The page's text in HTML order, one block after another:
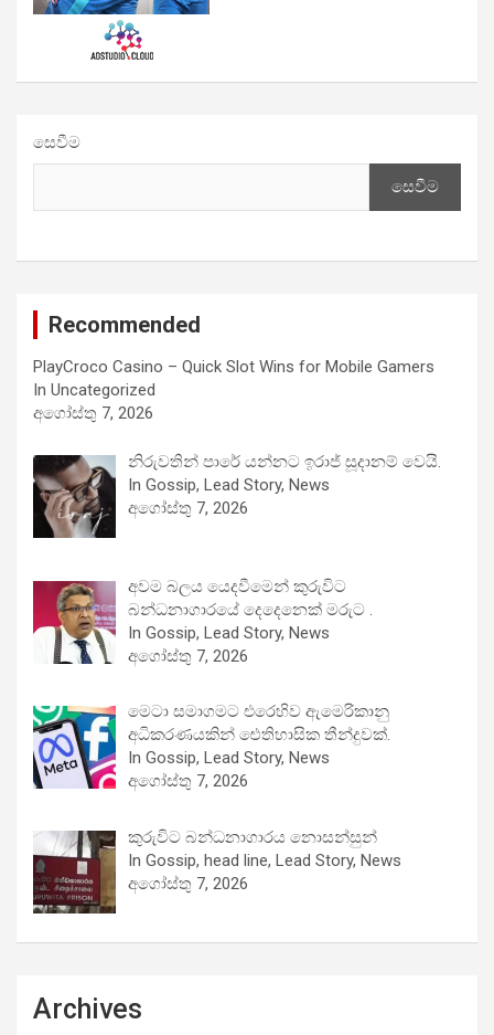
සෙවීම
සෙවීම
Recommended
PlayCroco Casino – Quick Slot Wins for Mobile Gamers
In Uncategorized
අගෝස්තු 7, 2026
නිරුවතින් පාරේ යන්නට ඉරාජ් සූදානම් වෙයි.
In Gossip, Lead Story, News
අගෝස්තු 7, 2026
අවම බලය යෙදවීමෙන් කුරුවිට
බන්ධනාගාරයේ දෙදෙනෙක් මරුට .
In Gossip, Lead Story, News
අගෝස්තු 7, 2026
මෙටා සමාගමට එරෙහිව ඇමෙරිකානු
අධිකරණයකින් ඓතිහාසික තීන්දුවක්.
In Gossip, Lead Story, News
අගෝස්තු 7, 2026
කුරුවිට බන්ධනාගාරය නොසන්සුන්
In Gossip, head line, Lead Story, News
අගෝස්තු 7, 2026
Archives